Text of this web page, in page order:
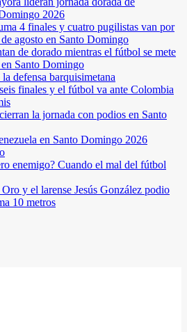
2026
4 finales y cuatro pugilistas van por
agosto en Santo Domingo
de dorado mientras el fútbol se mete
Santo Domingo
defensa barquisimetana
finales y el fútbol va ante Colombia
la jornada con podios en Santo
en Santo Domingo 2026
enemigo? Cuando el mal del fútbol
y el larense Jesús González podio
10 metros